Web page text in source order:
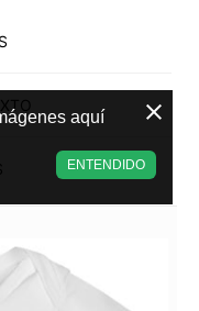
aquí
ENTENDIDO